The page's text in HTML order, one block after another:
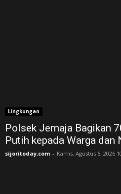
Lingkungan
Polsek Jemaja Bagikan
Putih kepada Warga dan
sijoritoday.com - Kamis, Agustus 6, 2026